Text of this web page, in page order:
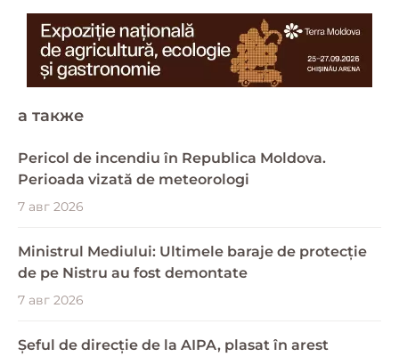
a также
Pericol de incendiu în Republica Moldova.
Perioada vizată de meteorologi
7 авг 2026
Ministrul Mediului: Ultimele baraje de protecție
de pe Nistru au fost demontate
7 авг 2026
Șeful de direcție de la AIPA, plasat în arest